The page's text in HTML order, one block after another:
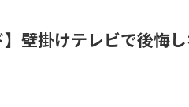
壁掛けテレビで後悔